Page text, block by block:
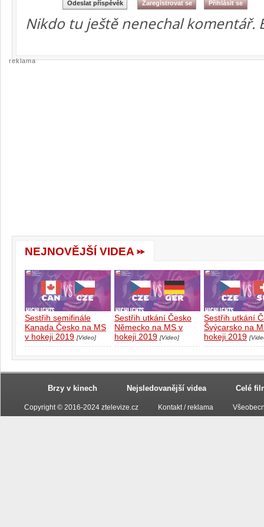
Nikdo tu ještě nenechal komentář.
reklama
NEJNOVĚJŠÍ VIDEA
Sestřih semifinále
Kanada Česko na MS
v hokeji 2019 [Video]
Sestřih utkání Česko
Německo na MS v
hokeji 2019 [Video]
Sestřih utkání
Švýcarsko na
hokeji 2019
Brzy v kinech Nejsledovanější videa Celé
Copyright © 2016-2024 ztelevize.cz Kontakt / reklama